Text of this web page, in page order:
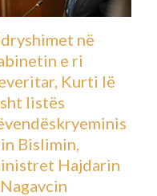
në
e ri
Kurti lë
listës
Bislimin,
Hajdarin